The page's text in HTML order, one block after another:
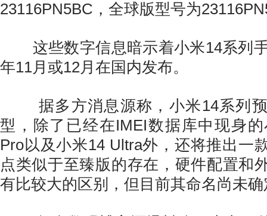
23116PN5BC，全球版型号为
这些数字信息暗示着小米14系列手
年11月或12月在国内发布。
据多方消息源称，小米14系列预
型，除了已经在IMEI数据库中现身
Pro以及小米14 Ultra外，还将推出一
点类似于至臻版的存在，硬件配置和
有比较大的区别，但目前其命名尚未确